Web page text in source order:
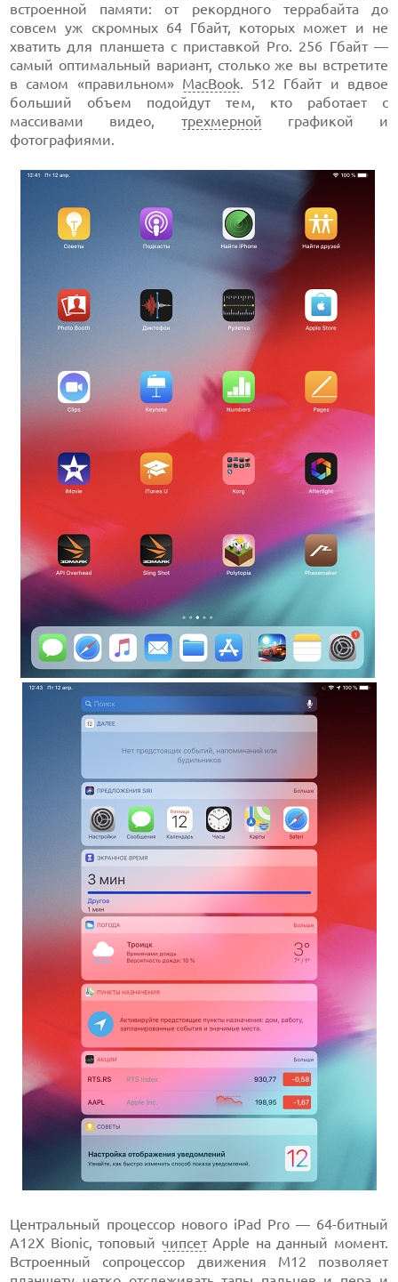
встроенной памяти: от рекордного террабайта до
совсем уж скромных 64 Гбайт, которых может и не
хватить для планшета с приставкой Pro. 256 Гбайт —
самый оптимальный вариант, столько же вы встретите
в самом «правильном» MacBook. 512 Гбайт и вдвое
больший объем подойдут тем, кто работает с
массивами видео, трехмерной графикой и
фотографиями.
Центральный процессор нового iPad Pro — 64-битный
A12X Bionic, топовый чипсетApple на данный момент.
Встроенный сопроцессор движения М12 позволяет